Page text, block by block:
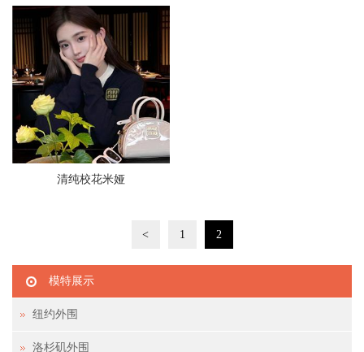
清纯校花米娅
< 1 2
模特展示
纽约外围
洛杉矶外围